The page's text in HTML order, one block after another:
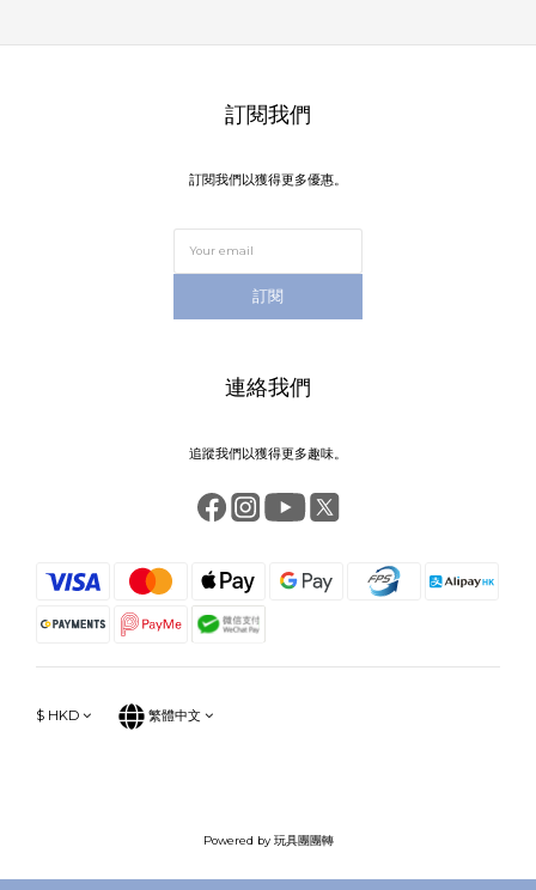
訂閱我們
訂閱我們以獲得更多優惠。
訂閱
連絡我們
追蹤我們以獲得更多趣味。
$ HKD 繁體中文
Powered by 玩具團團轉